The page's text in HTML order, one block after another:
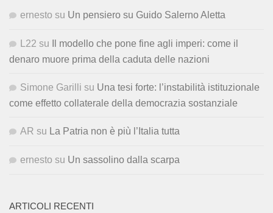
ernesto su Un pensiero su Guido Salerno Aletta
L22 su
Il modello che pone fine agli imperi: come il
denaro muore prima della caduta delle nazioni
Simone Garilli su Una tesi forte: l’instabilità istituzionale
come effetto collaterale della democrazia sostanziale
AR su La Patria non è più l’Italia tutta
ernesto su Un sassolino dalla scarpa
ARTICOLI RECENTI